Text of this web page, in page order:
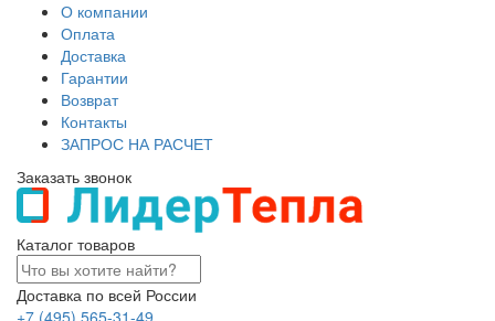
О компании
Оплата
Доставка
Гарантии
Возврат
Контакты
ЗАПРОС НА РАСЧЕТ
Заказать звонок
Каталог товаров
Доставка по всей России
+7 (495) 565-31-49